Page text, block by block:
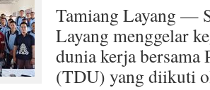
Tamiang Layang —
Layang menggelar
dunia kerja
(TDU) yang diikuti